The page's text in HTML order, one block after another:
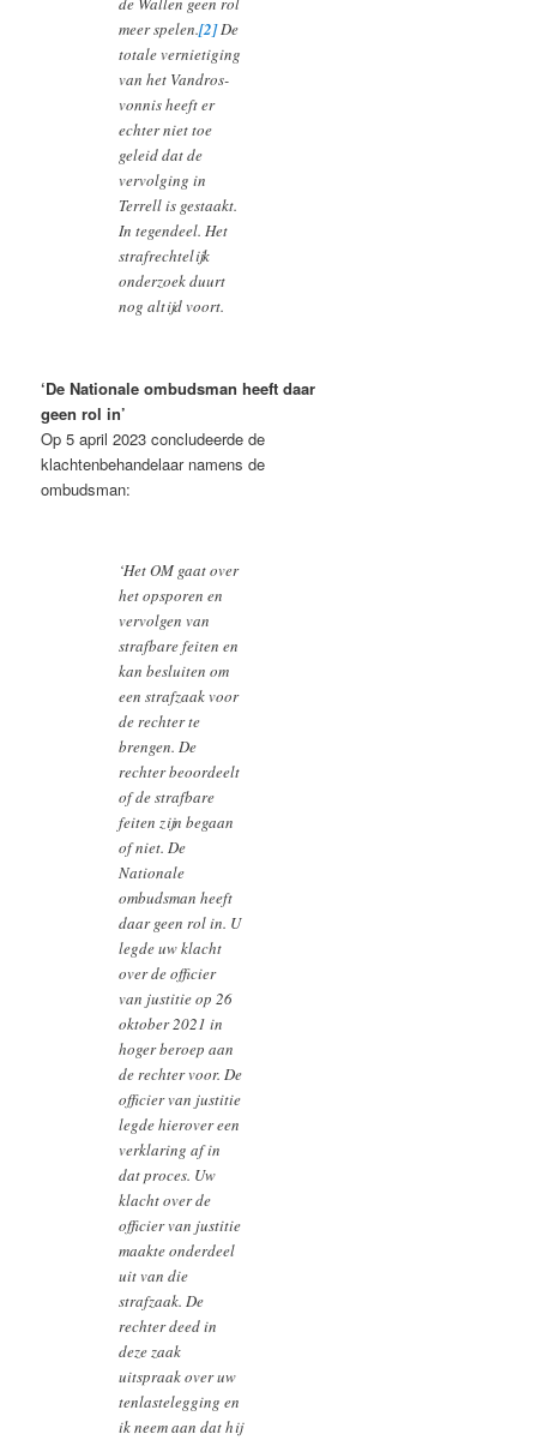
meer spelen.[2]De
totale vernietiging
van het Vandros-
vonnis heeft er
echter niet toe
geleid dat de
vervolging in
Terrell is gestaakt.
In tegendeel. Het
strafrechtelijk
onderzoek duurt
nog altijd voort.
‘De Nationale ombudsman heeft daar
geen rol in’
Op 5 april 2023 concludeerde de
klachtenbehandelaar namens de
ombudsman:
‘Het OM gaat over
het opsporen en
vervolgen van
strafbare feiten en
kan besluiten om
een strafzaak voor
de rechter te
brengen. De
rechter beoordeelt
of de strafbare
feiten zijn begaan
of niet. De
Nationale
ombudsman heeft
daar geen rol in. U
legde uw klacht
over de officier
van justitie op 26
oktober 2021 in
hoger beroep aan
de rechter voor. De
officier van justitie
legde hierover een
verklaring af in
dat proces. Uw
klacht over de
officier van justitie
maakte onderdeel
uit van die
strafzaak. De
rechter deed in
deze zaak
uitspraak over uw
tenlastelegging en
ik neem aan dat hij